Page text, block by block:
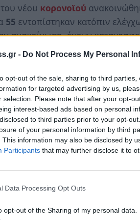
- Do Not Process My Personal
opt-out of the sale, sharing to third
for targeted advertising by us,
selection. Please note that after your opt-
interest-based ads based on personal
to third parties prior to your opt-
of your personal information by third
This information may also be disclosed by
Participants that may further disclose it to
Data Processing Opt Outs
opt-out of the Sharing of my personal data.
νέου κορoνοϊού
55 εντοπίστηκαν κατόπιν
ανακοίνωση, έχουν
της νόσου που καταγράφηκαν
κατόπιν ελέγχων στις
ανέρχεται σε 1.660.871
Με βάση τα επιβεβαιωμένα
με ταξίδι από το εξωτερικό
ενώ από την έναρξη της
είχε υποκείμενο νόσημα ή/και